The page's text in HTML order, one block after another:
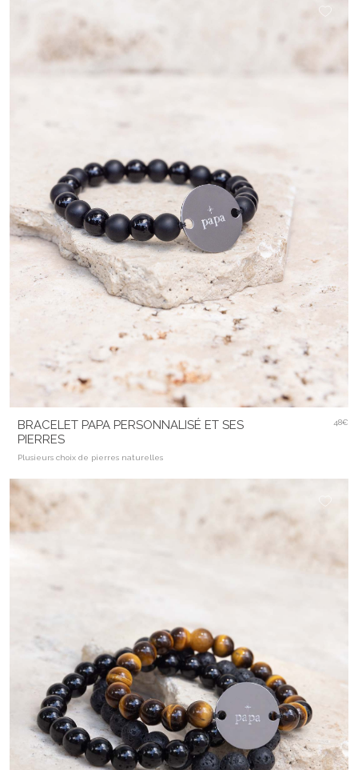
événement. Créer le bracelet de vos rêves tout en laissant parler votre
amour et votre créativité.
bracelets !
BRACELET PAPA PERSONNALISÉ ET SES
PIERRES
Plusieurs choix de pierres naturelles
48€